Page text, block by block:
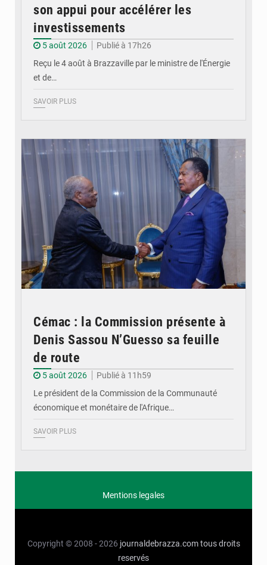
son appui pour accélérer les
investissements
5 août 2026
Publié à 17h26
Reçu le 4 août à Brazzaville par le ministre de l'Énergie
et de…
SAVOIR PLUS
Cémac : la Commission présente à
Denis Sassou N’Guesso sa feuille
de route
5 août 2026
Publié à 11h59
Le président de la Commission de la Communauté
économique et monétaire de l'Afrique…
SAVOIR PLUS
Mentions legales
Copyright © 2008 - 2026 journaldebrazza.com tous droits
reservés